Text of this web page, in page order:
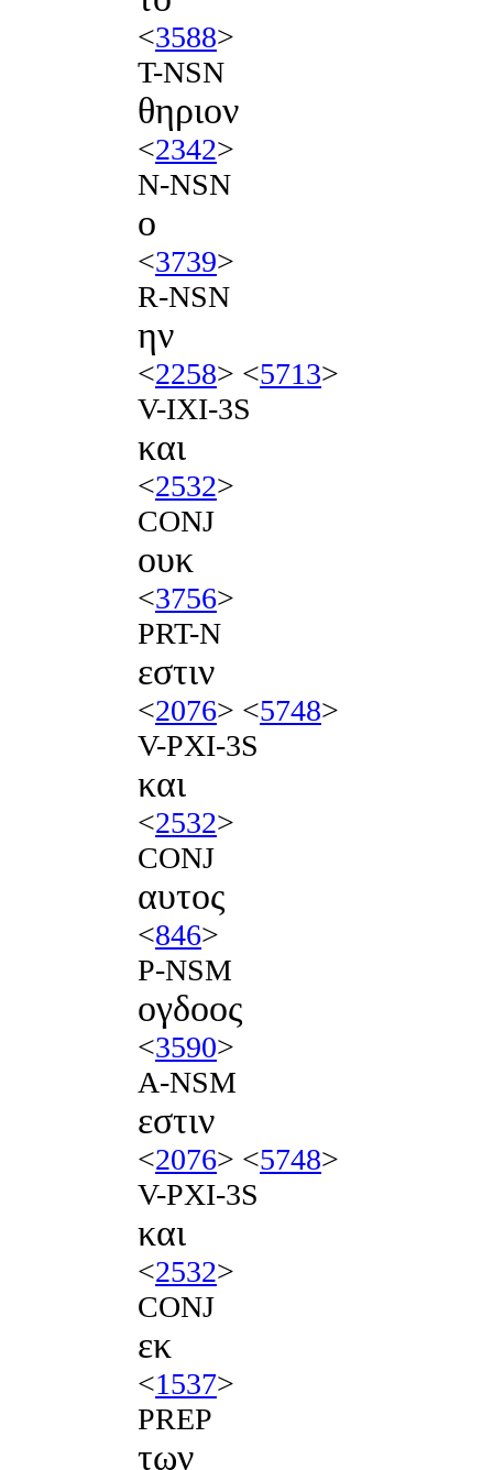
<3588>
T-NSN
θηριον
<2342>
N-NSN
ο
<3739>
R-NSN
ην
<2258> <5713>
V-IXI-3S
και
<2532>
CONJ
ουκ
<3756>
PRT-N
εστιν
<2076> <5748>
V-PXI-3S
και
<2532>
CONJ
αυτος
<846>
P-NSM
ογδοος
<3590>
A-NSM
εστιν
<2076> <5748>
V-PXI-3S
και
<2532>
CONJ
εκ
<1537>
PREP
των